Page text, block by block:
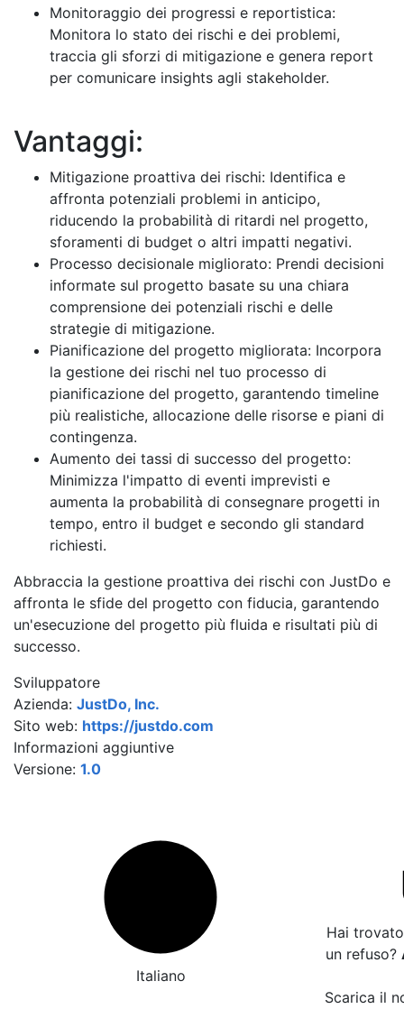
Monitoraggio dei progressi e reportistica:
Monitora lo stato dei rischi e dei problemi,
traccia gli sforzi di mitigazione e genera report
per comunicare insights agli stakeholder.
Vantaggi:
Mitigazione proattiva dei rischi: Identifica e
affronta potenziali problemi in anticipo,
riducendo la probabilità di ritardi nel progetto,
sforamenti di budget o altri impatti negativi.
Processo decisionale migliorato: Prendi decisioni
informate sul progetto basate su una chiara
comprensione dei potenziali rischi e delle
strategie di mitigazione.
Pianificazione del progetto migliorata: Incorpora
la gestione dei rischi nel tuo processo di
pianificazione del progetto, garantendo timeline
più realistiche, allocazione delle risorse e piani di
contingenza.
Aumento dei tassi di successo del progetto:
Minimizza l'impatto di eventi imprevisti e
aumenta la probabilità di consegnare progetti in
tempo, entro il budget e secondo gli standard
richiesti.
Abbraccia la gestione proattiva dei rischi con JustDo e
affronta le sfide del progetto con fiducia, garantendo
un'esecuzione del progetto più fluida e risultati più di
successo.
Sviluppatore
Azienda: JustDo, Inc.
Sito web: https://justdo.com
Informazioni aggiuntive
Versione: 1.0
Italiano
Hai
un refuso?
Scarica il